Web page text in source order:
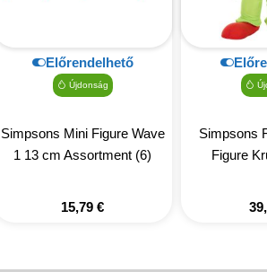
Előrendelhető
Újdonság
Simpsons Mini Figure Wave
1 13 cm Assortment (6)
15,79 €
Simpsons
Figure